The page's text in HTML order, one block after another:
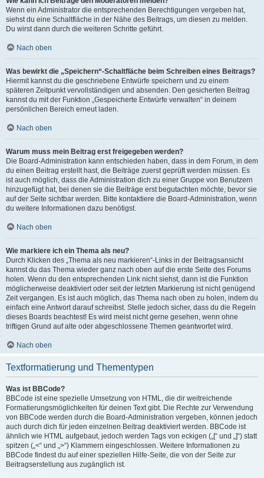
Wenn ein Administrator die entsprechenden Berechtigungen vergeben hat,
siehst du eine Schaltfläche in der Nähe des Beitrags, um diesen zu melden.
Du wirst dann durch die weiteren Schritte geführt.
Nach oben
Was bewirkt die „Speichern“-Schaltfläche beim Schreiben eines Beitrags?
Hiermit kannst du die geschriebene Entwürfe speichern und zu einem
späteren Zeitpunkt vervollständigen und absenden. Den gesicherten Beitrag
kannst du mit der Funktion „Gespeicherte Entwürfe verwalten“ in deinem
persönlichen Bereich erneut laden.
Nach oben
Warum muss mein Beitrag erst freigegeben werden?
Die Board-Administration kann entschieden haben, dass in dem Forum, in dem
du einen Beitrag erstellt hast, die Beiträge zuerst geprüft werden müssen. Es
ist auch möglich, dass die Administration dich zu einer Gruppe von Benutzern
hinzugefügt hat, bei denen sie die Beiträge erst begutachten möchte, bevor sie
auf der Seite sichtbar werden. Bitte kontaktiere die Board-Administration, wenn
du weitere Informationen dazu benötigst.
Nach oben
Wie markiere ich ein Thema als neu?
Durch Klicken des „Thema als neu markieren“-Links in der Beitragsansicht
kannst du das Thema wieder ganz nach oben auf die erste Seite des Forums
holen. Wenn du den entsprechenden Link nicht siehst, dann ist die Funktion
möglicherweise deaktiviert oder seit der letzten Markierung ist nicht genügend
Zeit vergangen. Es ist auch möglich, das Thema nach oben zu holen, indem du
einfach eine Antwort darauf schreibst. Stelle jedoch sicher, dass du die Regeln
dieses Boards beachtest! Es wird meist nicht gerne gesehen, wenn ohne
triftigen Grund auf alte oder abgeschlossene Themen geantwortet wird.
Nach oben
Textformatierung und Thementypen
Was ist BBCode?
BBCode ist eine spezielle Umsetzung von HTML, die dir weitreichende
Formatierungsmöglichkeiten für deinen Text gibt. Die Rechte zur Verwendung
von BBCode werden durch die Board-Administration vergeben, können jedoch
auch durch dich für jeden einzelnen Beitrag deaktiviert werden. BBCode ist
ähnlich wie HTML aufgebaut, jedoch werden Tags von eckigen („[“ und „]“) statt
spitzen („<“ und „>“) Klammern eingeschlossen. Weitere Informationen zu
BBCode findest du auf einer speziellen Hilfe-Seite, die von der Seite zur
Beitragserstellung aus zugänglich ist.